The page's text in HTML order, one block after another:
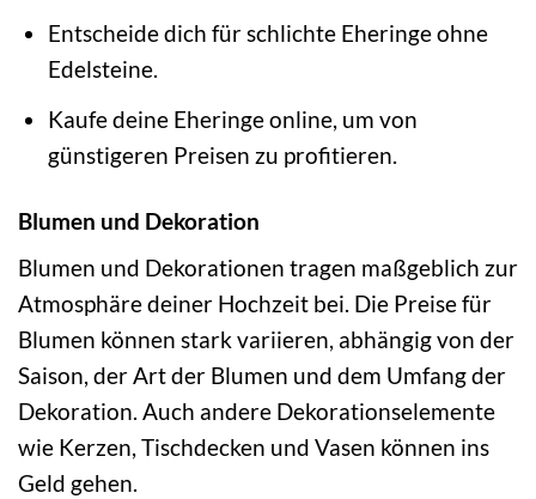
Entscheide dich für schlichte Eheringe ohne
Edelsteine.
Kaufe deine Eheringe online, um von
günstigeren Preisen zu profitieren.
Blumen und Dekoration
Blumen und Dekorationen tragen maßgeblich zur
Atmosphäre deiner Hochzeit bei. Die Preise für
Blumen können stark variieren, abhängig von der
Saison, der Art der Blumen und dem Umfang der
Dekoration. Auch andere Dekorationselemente
wie Kerzen, Tischdecken und Vasen können ins
Geld gehen.